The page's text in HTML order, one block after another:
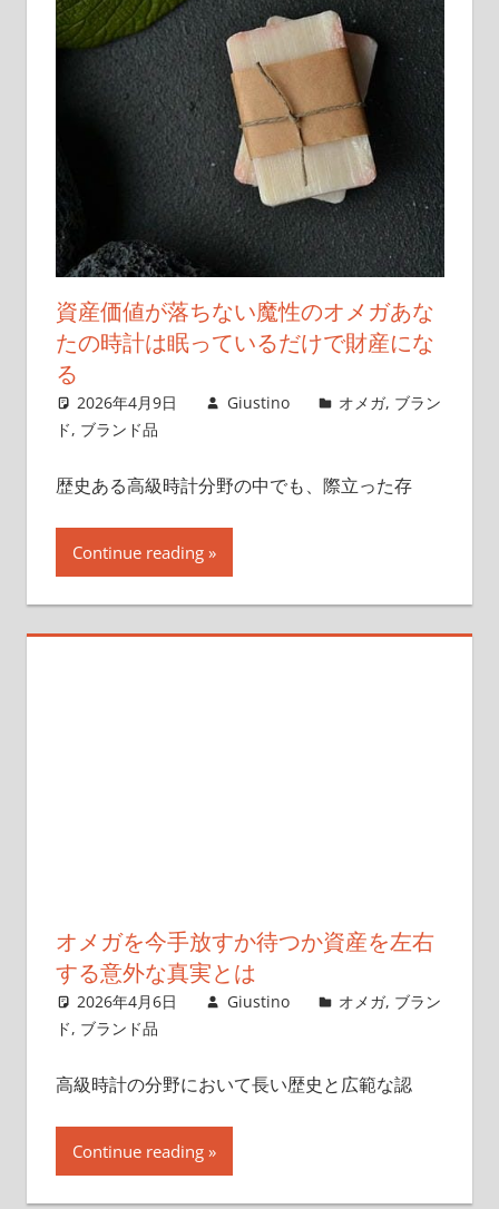
資産価値が落ちない魔性のオメガあな
たの時計は眠っているだけで財産にな
る
2026年4月9日 Giustino オメガ, ブラン
ド, ブランド品
歴史ある高級時計分野の中でも、際立った存
Continue reading
オメガを今手放すか待つか資産を左右
する意外な真実とは
2026年4月6日 Giustino オメガ, ブラン
ド, ブランド品
高級時計の分野において長い歴史と広範な認
Continue reading